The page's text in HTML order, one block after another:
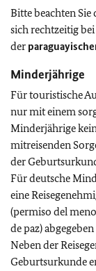
Bitte beachten
sich rechtzeitig
der
Minderjährige
Für touristische
nur mit einem
Minderjährige
mitreisenden
der
Für deutsche
eine
(permiso del
de paz)
Neben der
Geburtsurkunde